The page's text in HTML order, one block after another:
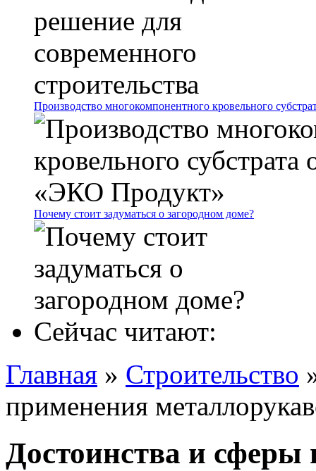
Производство многокомпонентного кровельного
Почему стоит задуматься о загородном доме?
Сейчас читают:
Главная » Строительство
применения
Достоинства и сферы